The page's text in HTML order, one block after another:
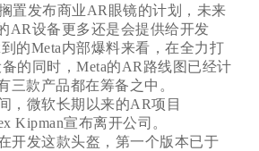
置发布商业AR眼镜的计划，未来
AR设备更多还是会提供给开发
的Meta内部爆料来看，在全力打
的同时，Meta的AR路线图已经计
三款产品都在筹备之中。
，微软长期以来的AR项目
Kipman宣布离开公司。
开发这款头盔，第一个版本已于